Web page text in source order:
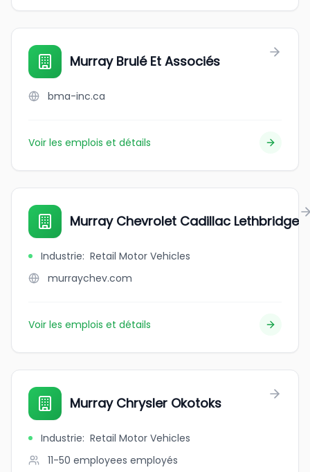
Murray Brulé Et Associés
bma-inc.ca
Voir les emplois et détails
Murray Chevrolet Cadillac Lethbridge
Industrie: Retail Motor Vehicles
murraychev.com
Voir les emplois et détails
Murray Chrysler Okotoks
Industrie: Retail Motor Vehicles
11-50 employees employés